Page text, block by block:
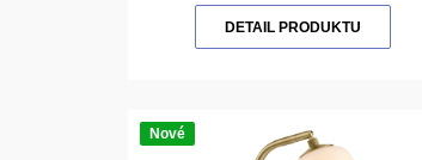
DETAIL PRODUKTU
Nové